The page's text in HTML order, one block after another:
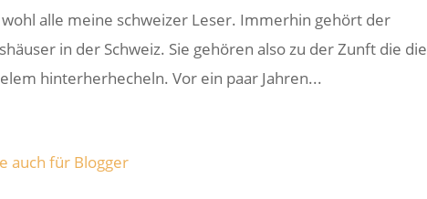
alle meine schweizer Leser. Immerhin gehört der
in der Schweiz. Sie gehören also zu der Zunft die die
hinterherhecheln. Vor ein paar Jahren...